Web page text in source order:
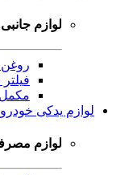
لوازم
روغن
فیلتر
لوازم یدکی خودرو
لوازم